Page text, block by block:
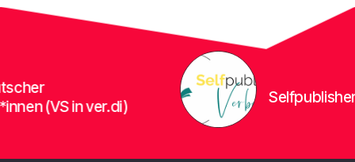
(VS in ver.di)
Selfpublisher-